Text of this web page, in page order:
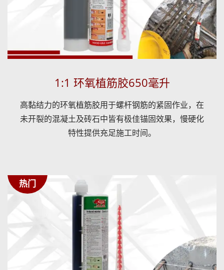
1:1 环氧植筋胶650毫升
高黏结力的环氧植筋胶用于螺杆钢筋的紧固作业，在
未开裂的混凝土及砖石中皆有极佳锚固效果，慢硬化
特性提供充足施工时间。
热门